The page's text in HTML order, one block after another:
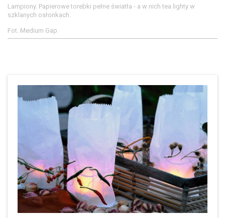
Lampiony. Papierowe torebki pełne światła - a w nich tea lighty w
szklanych osłonkach.
Fot. Medium Gap